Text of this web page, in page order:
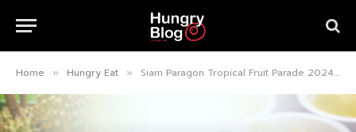
Home » Hungry Eat » Siam Paragon Tropical Fruit Parade 2024 บุฟเฟ่ต์ทุเรียน สุดยิ่งใหญในสยาม